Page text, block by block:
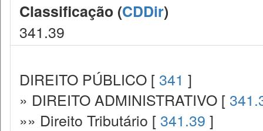
Classificação (CDDir)
341.39
DIREITO PÚBLICO [ 341 ]
» DIREITO ADMINISTRATIVO [
»» Direito Tributário [ 341.39 ]